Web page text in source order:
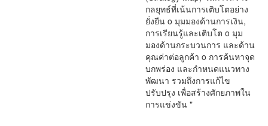
กลยุทธ์ที่เน้นการเติบโตอย่าง
ยั่งยืน o มุมมองด้านการเงิน,
การเรียนรู้และเติบโต o มุม
มองด้านกระบวนการ และด้าน
คุณค่าต่อลูกค้า o การค้นหาจุด
บกพร่อง และกำหนดแนวทาง
พัฒนา รวมถึงการแก้ไข
ปรับปรุง เพื่อสร้างศักยภาพใน
การแข่งขัน "